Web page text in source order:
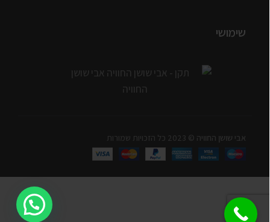
שימושי
אבי שושן החוויה © 2023 כל הזכויות שמורות